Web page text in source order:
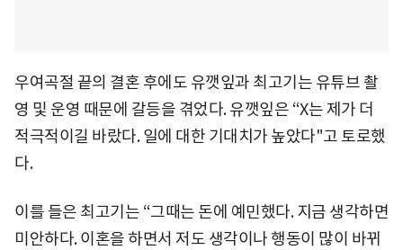
우여곡절 끝의 결혼 후에도 유깻잎과 최고기는 유튜브 촬
영 및 운영 때문에 갈등을 겪었다. 유깻잎은 “X는 제가 더
적극적이길 바랐다. 일에 대한 기대치가 높았다"고 토로했
다.
이를 들은 최고기는 “그때는 돈에 예민했다. 지금 생각하면
미안하다. 이혼을 하면서 저도 생각이나 행동이 많이 바뀌